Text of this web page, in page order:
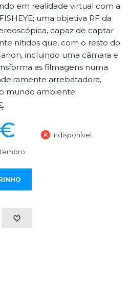
em realidade virtual com a
uma objetiva RF da
capaz de captar
nítidos que, com o resto do
incluindo uma câmara e
as filmagens numa
arrebatadora,
mundo ambiente.
Indisponível